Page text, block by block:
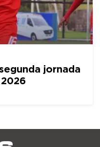
jornada